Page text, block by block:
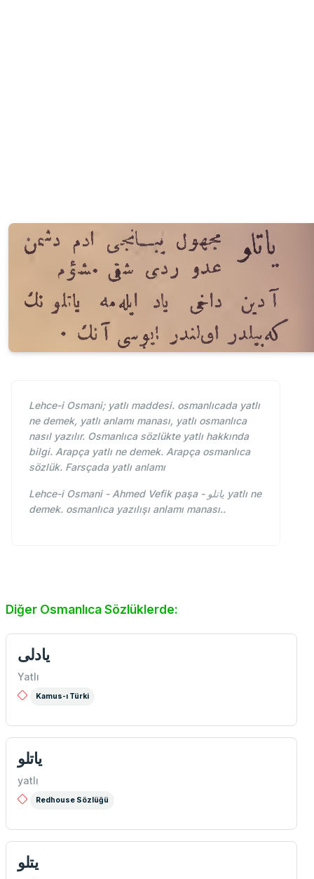
Lehce-i Osmani; yatlı maddesi. osmanlıcada yatlı
ne demek, yatlı anlamı manası, yatlı osmanlıca
nasıl yazılır. Osmanlıca sözlükte yatlı hakkında
bilgi. Arapça yatlı ne demek. Arapça osmanlıca
sözlük. Farsçada yatlı anlamı
Lehce-i Osmani - Ahmed Vefik paşa - یاتلو yatlı ne
demek. osmanlıca yazılışı anlamı manası..
Diğer Osmanlıca Sözlüklerde:
يادلی
Yatlı
Kamus-ı Türki
ياتلو
yatlı
Redhouse Sözlüğü
يتلو